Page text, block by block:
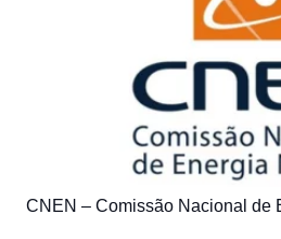
CNEN – Comissão Nacional de